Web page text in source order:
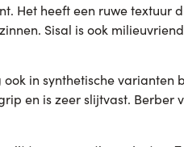
Het heeft een ruwe textuur
Sisal is ook
in synthetische varianten
en is zeer slijtvast. Berber